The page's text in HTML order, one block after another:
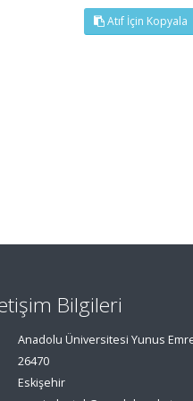
Atıf İçin Kopyala
Bilgileri
Anadolu Üniversitesi Yunus
26470
Eskişehir